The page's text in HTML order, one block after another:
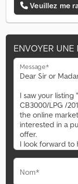
Veuillez me
ENVOYER UNE
Message*
Nom*